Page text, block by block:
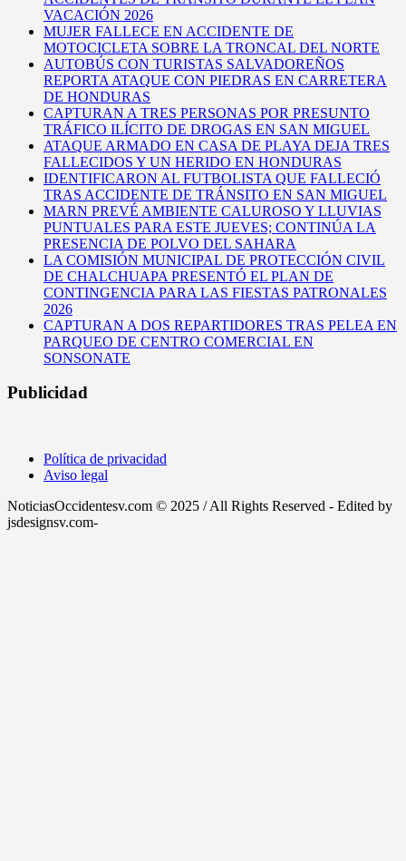
VACACIÓN 2026
MUJER FALLECE EN ACCIDENTE DE
MOTOCICLETA SOBRE LA TRONCAL DEL NORTE
AUTOBÚS CON TURISTAS SALVADOREÑOS
REPORTA ATAQUE CON PIEDRAS EN CARRETERA
DE HONDURAS
CAPTURAN A TRES PERSONAS POR PRESUNTO
TRÁFICO ILÍCITO DE DROGAS EN SAN MIGUEL
ATAQUE ARMADO EN CASA DE PLAYA DEJA TRES
FALLECIDOS Y UN HERIDO EN HONDURAS
IDENTIFICARON AL FUTBOLISTA QUE FALLECIÓ
TRAS ACCIDENTE DE TRÁNSITO EN SAN MIGUEL
MARN PREVÉ AMBIENTE CALUROSO Y LLUVIAS
PUNTUALES PARA ESTE JUEVES; CONTINÚA LA
PRESENCIA DE POLVO DEL SAHARA
LA COMISIÓN MUNICIPAL DE PROTECCIÓN CIVIL
DE CHALCHUAPA PRESENTÓ EL PLAN DE
CONTINGENCIA PARA LAS FIESTAS PATRONALES
2026
CAPTURAN A DOS REPARTIDORES TRAS PELEA EN
PARQUEO DE CENTRO COMERCIAL EN
SONSONATE
Publicidad
Política de privacidad
Aviso legal
NoticiasOccidentesv.com © 2025 / All Rights Reserved - Edited by
jsdesignsv.com-